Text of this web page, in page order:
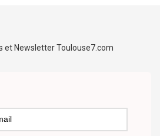
et Newsletter Toulouse7.com